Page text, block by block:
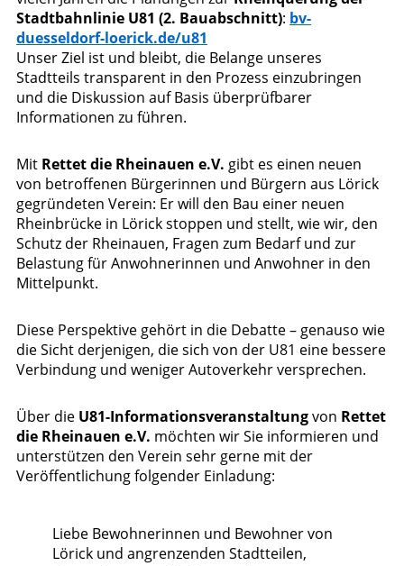
Stadtbahnlinie U81 (2. Bauabschnitt): bv-
duesseldorf-loerick.de/u81
Unser Ziel ist und bleibt, die Belange unseres
Stadtteils transparent in den Prozess einzubringen
und die Diskussion auf Basis überprüfbarer
Informationen zu führen.
Mit Rettet die Rheinauen e.V. gibt es einen neuen
von betroffenen Bürgerinnen und Bürgern aus Lörick
gegründeten Verein: Er will den Bau einer neuen
Rheinbrücke in Lörick stoppen und stellt, wie wir, den
Schutz der Rheinauen, Fragen zum Bedarf und zur
Belastung für Anwohnerinnen und Anwohner in den
Mittelpunkt.
Diese Perspektive gehört in die Debatte – genauso wie
die Sicht derjenigen, die sich von der U81 eine bessere
Verbindung und weniger Autoverkehr versprechen.
Über die U81-Informationsveranstaltungvon Rettet
die Rheinauen e.V. möchten wir Sie informieren und
unterstützen den Verein sehr gerne mit der
Veröffentlichung folgender Einladung:
Liebe Bewohnerinnen und Bewohner von
Lörick und angrenzenden Stadtteilen,